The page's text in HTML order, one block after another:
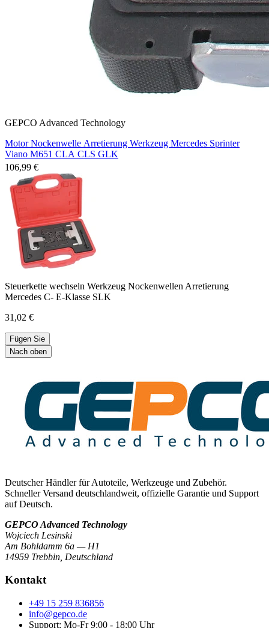
GEPCO Advanced Technology
Motor Nockenwelle Arretierung Werkzeug Mercedes Sprinter
Viano M651 CLA CLS GLK
106,99 €
Steuerkette wechseln Werkzeug Nockenwellen Arretierung
Mercedes C- E-Klasse SLK
31,02 €
Fügen Sie
Nach oben
Deutscher Händler für Autoteile, Werkzeuge und Zubehör.
Schneller Versand deutschlandweit, offizielle Garantie und Support
auf Deutsch.
GEPCO Advanced Technology
Wojciech Lesinski
Am Bohldamm 6a — H1
14959 Trebbin Deutschland
Kontakt
+49 15 259 836856
info@gepco.de
Support: Mo-Fr 9:00 - 18:00 Uhr